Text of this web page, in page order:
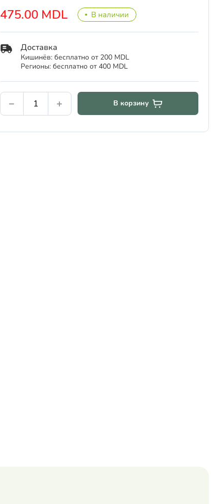
475.00 MDL
В наличии
Доставка
Кишинёв: бесплатно от 200 MDL
Регионы: бесплатно от 400 MDL
В корзину